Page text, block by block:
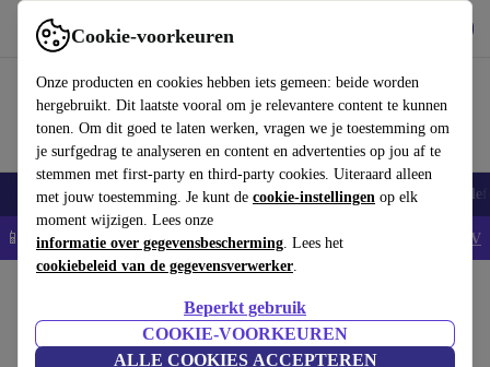
Cookie-voorkeuren
Onze producten en cookies hebben iets gemeen: beide worden
hergebruikt. Dit laatste vooral om je relevantere content te kunnen
tonen. Om dit goed te laten werken, vragen we je toestemming om
je surfgedrag te analyseren en content en advertenties op jou af te
stemmen met first-party en third-party cookies. Uiteraard alleen
met jouw toestemming. Je kunt de cookie-instellingen op elk
moment wijzigen. Lees onze
informatie over gegevensbescherming. Lees het
cookiebeleid van de gegevensverwerker.
Beperkt gebruik
COOKIE-VOORKEUREN
ALLE COOKIES ACCEPTEREN
Gebruik refurbed snel en eenvoudig
Smartphones Laptops Tablets Smartwatches Accessoires
📱5% EXTRA korting op alle iPhones – Code: IPHONEDEAL - AV
Steba HK 25 Glaskeramische kookplaat